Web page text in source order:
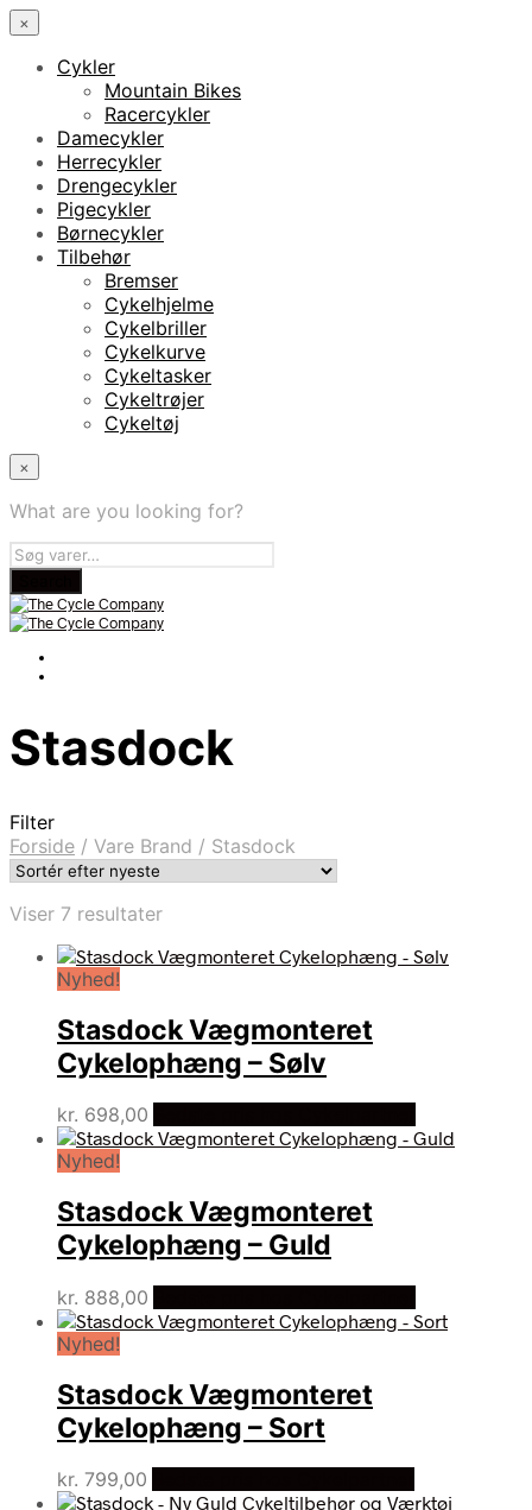
×
Cykler
Mountain Bikes
Racercykler
Damecykler
Herrecykler
Drengecykler
Pigecykler
Børnecykler
Tilbehør
Bremser
Cykelhjelme
Cykelbriller
Cykelkurve
Cykeltasker
Cykeltrøjer
Cykeltøj
×
What are you looking for?
Stasdock
Filter
Forside / Vare Brand / Stasdock
Viser 7 resultaterSorteret
seneste
Nyhed!
Stasdock Vægmonteret
Cykelophæng – Sølv
kr. 698,00
Nyhed!
Stasdock Vægmonteret
Cykelophæng – Guld
kr. 888,00
Nyhed!
Stasdock Vægmonteret
Cykelophæng – Sort
kr. 799,00